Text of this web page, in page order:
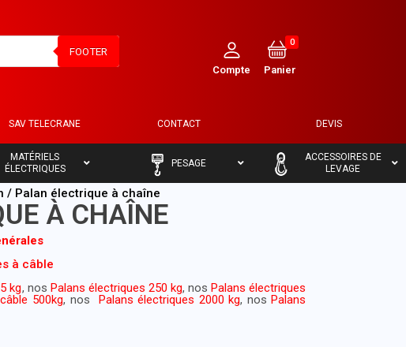
FOOTER
0
SAV TELECRANE
– CONTACT
– DEVIS
–
MATÉRIELS
ÉLECTRIQUES
PESAGE
ACCESSOIRES DE
LEVAGE
/ Palan électrique à chaîne
À CHAÎNE
à câble
kg, nos Palans électriques 250 kg, nos Palans électriques
500kg, nos Palans électriques 2000 kg, nosPalans